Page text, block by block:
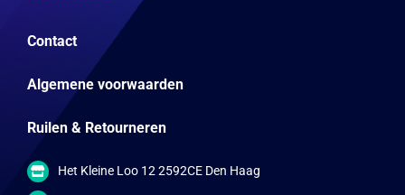
Contact
Algemene voorwaarden
Ruilen & Retourneren
Het Kleine Loo 12 2592CE Den Haag